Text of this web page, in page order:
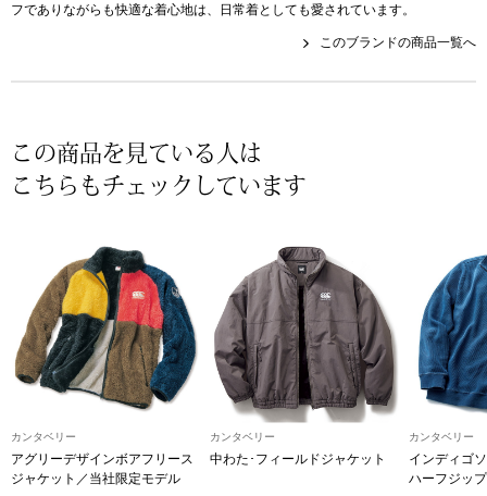
ルメールオマージュウオッチ
ランド
集
ベルト
靴下
和装
和装小物
その他
フでありながらも快適な着心地は、日常着としても愛されています。
このブランドの商品一覧へ
この商品を見ている人は
こちらもチェックしています
カンタベリー
アグリーデザインボアフリース
ジャケット／当社限定モデル
カンタベリー
中わた･フィールドジャケット
カンタベリー
インディゴ
ハーフジッ